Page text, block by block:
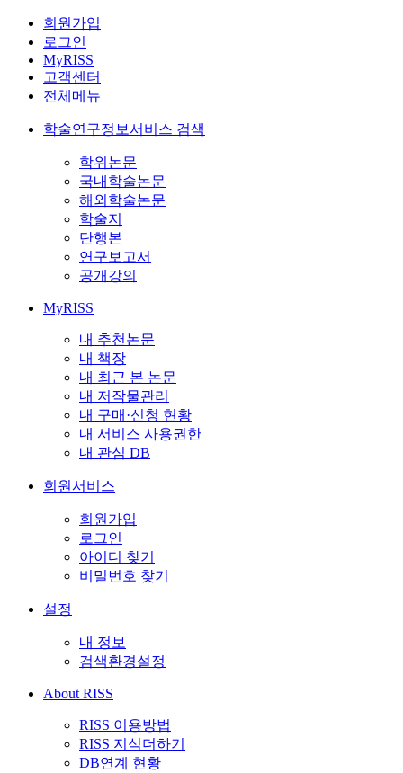
회원가입
로그인
MyRISS
고객센터
전체메뉴
학술연구정보서비스 검색
학위논문
국내학술논문
해외학술논문
학술지
단행본
연구보고서
공개강의
MyRISS
내 추천논문
내 책장
내 최근 본 논문
내 저작물관리
내 구매·신청 현황
내 서비스 사용권한
내 관심 DB
회원서비스
회원가입
로그인
아이디 찾기
비밀번호 찾기
설정
내 정보
검색환경설정
About RISS
RISS 이용방법
RISS 지식더하기
DB연계 현황